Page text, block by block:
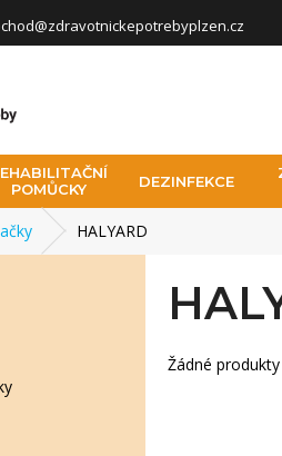
POMŮCKY
DEZINFEKCE
HALYARD
Žádné